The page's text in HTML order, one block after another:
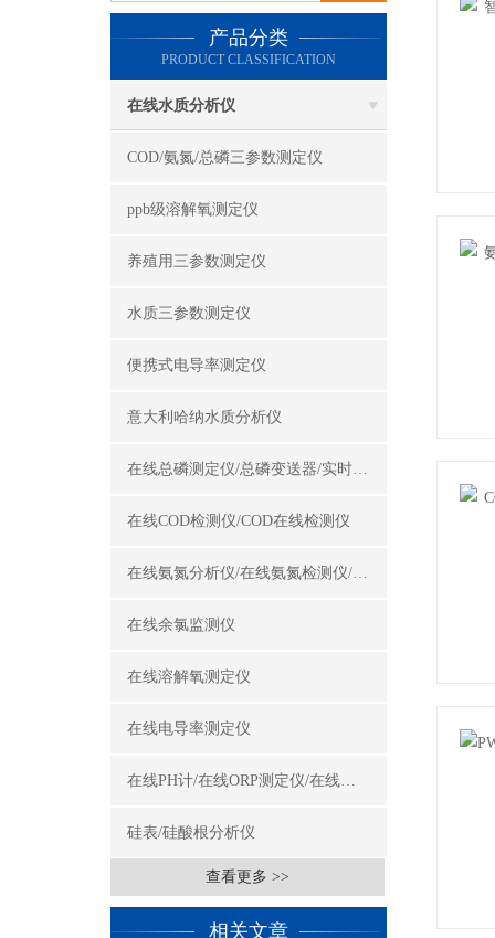
产品分类
PRODUCT CLASSIFICATION
在线水质分析仪
COD/氨氮/总磷三参数测定仪
ppb级溶解氧测定仪
养殖用三参数测定仪
水质三参数测定仪
便携式电导率测定仪
意大利哈纳水质分析仪
在线总磷测定仪/总磷变送器/实时总磷监测仪
在线COD检测仪/COD在线检测仪
在线氨氮分析仪/在线氨氮检测仪/氨氮变送器
在线余氯监测仪
在线溶解氧测定仪
在线电导率测定仪
在线PH计/在线ORP测定仪/在线酸碱度计
硅表/硅酸根分析仪
查看更多 >>
相关文章